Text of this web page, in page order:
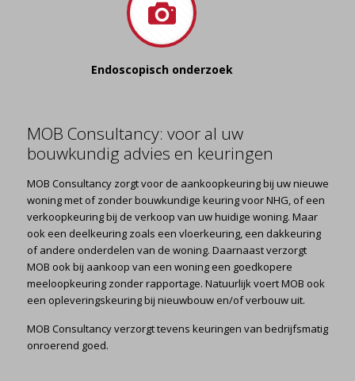
Endoscopisch onderzoek
MOB Consultancy: voor al uw
bouwkundig advies en keuringen
MOB Consultancy zorgt voor de aankoopkeuring bij uw nieuwe
woning met of zonder bouwkundige keuring voor NHG, of een
verkoopkeuring bij de verkoop van uw huidige woning. Maar
ook een deelkeuring zoals een vloerkeuring, een dakkeuring
of andere onderdelen van de woning. Daarnaast verzorgt
MOB ook bij aankoop van een woning een goedkopere
meeloopkeuring zonder rapportage. Natuurlijk voert MOB ook
een opleveringskeuring bij nieuwbouw en/of verbouw uit.
MOB Consultancy verzorgt tevens keuringen van bedrijfsmatig
onroerend goed.